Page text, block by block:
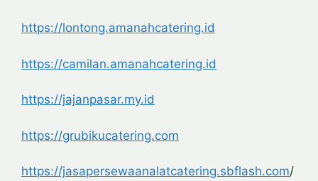
https://lontong.amanahcatering.id
https://camilan.amanahcatering.id
https://jajanpasar.my.id
https://grubikucatering.com
https://jasapersewaanalatcatering.sbflash.com/